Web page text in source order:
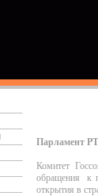
Парламент
Комитет
обращения к
открытия в